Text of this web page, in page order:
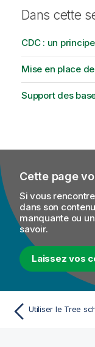
Dans cette
CDC : un
Mise en place
Support des
Cette page
Si vous
dans son
manquante ou
savoir.
Laissez vos